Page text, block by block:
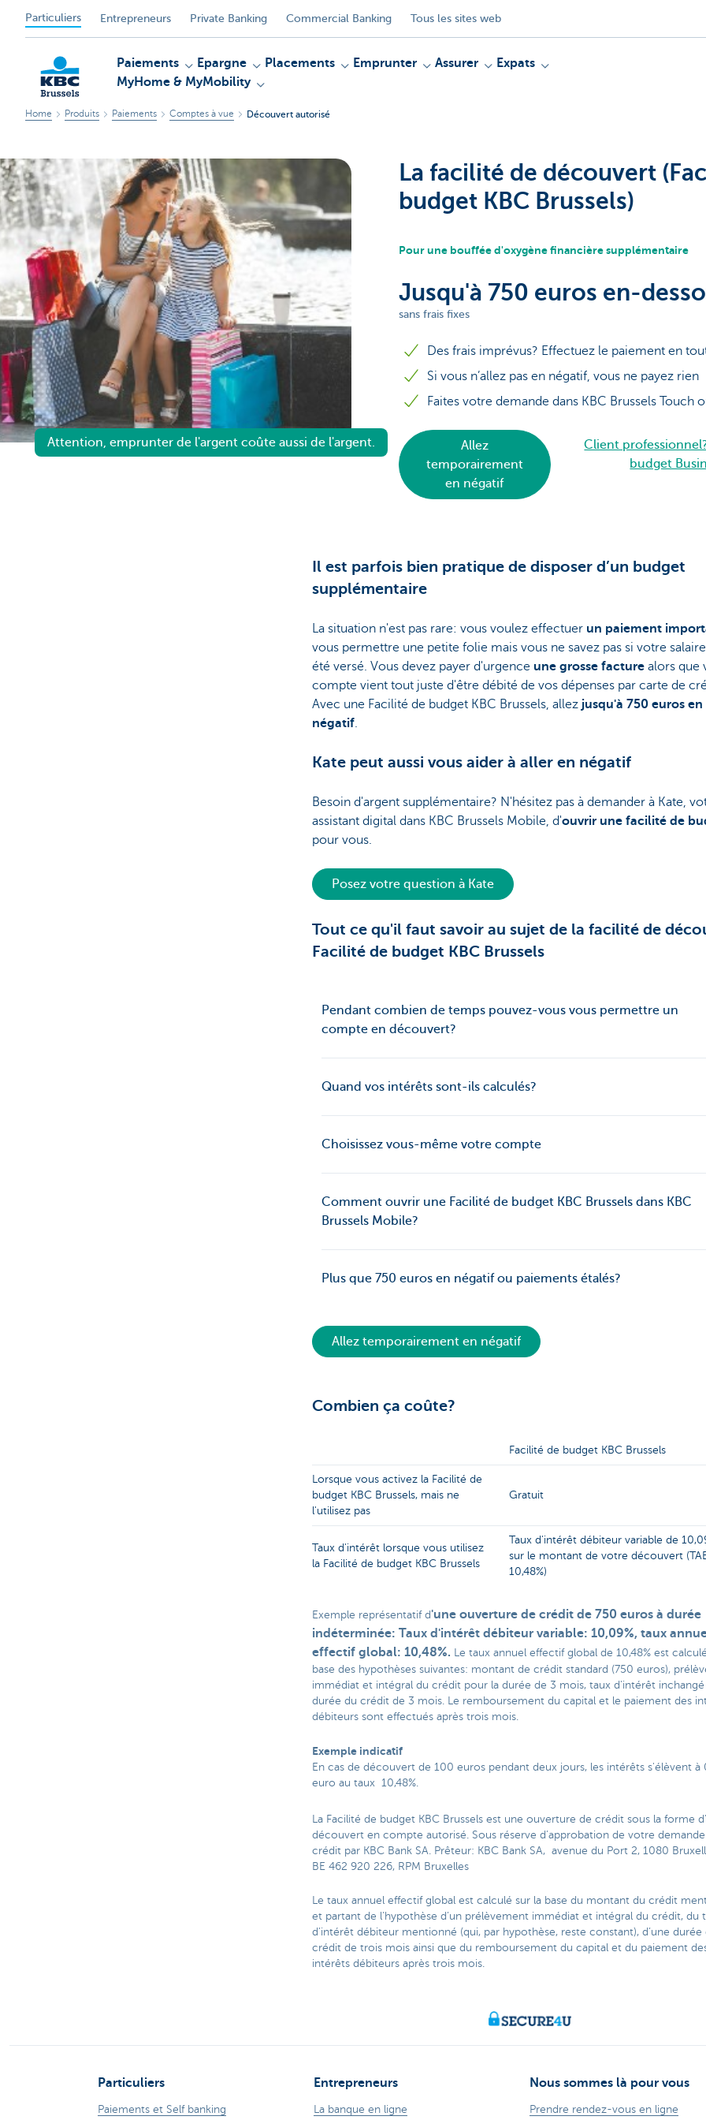
Particuliers Entrepreneurs Private Banking Commercial Banking Tous les sites web
KBC
Brussels
Paiements Epargne Placements Emprunter Assurer
Expats
MyHome & MyMobility
Home Produits Paiements Comptes à vue Découvert autorisé
Attention, emprunter de l'argent coûte aussi de l'argent.
La facilité de découvert
budget KBC Brussels)
Pour une bouffée d'oxygène financière supplémentaire
Jusqu'à 750 euros en-
sans frais fixes
Des frais imprévus? Effectuez le paiement en
Si vous n’allez pas en négatif, vous ne payez rien
Faites votre demande dans KBC Brussels Touch
Allez
temporairement
en négatif
Client
budget
Il est parfois bien pratique de disposer d’un budget
supplémentaire
La situation n'est pas rare: vous voulez effectuer un paiement
vous permettre une petite folie mais vous ne savez pas si votre
été versé. Vous devez payer d'urgence une grosse facturealors que
compte vient tout juste d'être débité de vos dépenses par carte de
Avec une Facilité de budget KBC Brussels, allezjusqu'à 750 euros en
négatif.
Kate peut aussi vous aider à aller en négatif
Besoin d'argent supplémentaire? N'hésitez pas à demander à Kate,
assistant digital dans KBC Brussels Mobile, d'ouvrir une facilité de
pour vous.
Posez votre question à Kate
Tout ce qu'il faut savoir au sujet de la facilité de
Facilité de budget KBC Brussels
Pendant combien de temps pouvez-vous vous permettre un
compte en découvert?
Quand vos intérêts sont-ils calculés?
Choisissez vous-même votre compte
Comment ouvrir une Facilité de budget KBC Brussels dans KBC
Brussels Mobile?
Plus que 750 euros en négatif ou paiements étalés?
Allez temporairement en négatif
Combien ça coûte?
Facilité de budget KBC Brussels
Lorsque vous activez la Facilité de
budget KBC Brussels, mais ne
l'utilisez pas
Gratuit
Taux d'intérêt lorsque vous utilisez
la Facilité de budget KBC Brussels
Taux d'intérêt débiteur variable de
sur le montant de votre découvert
10,48%)
Exemple représentatif d'une ouverture de crédit de 750 euros à durée
indéterminée: Taux d'intérêt débiteur variable: 10,09%, taux
effectif global: 10,48%. Le taux annuel effectif global de 10,48% est
base des hypothèses suivantes: montant de crédit standard (750 euros),
immédiat et intégral du crédit pour la durée de 3 mois, taux d'intérêt
durée du crédit de 3 mois. Le remboursement du capital et le paiement des
débiteurs sont effectués après trois mois.
Exemple indicatif
En cas de découvert de 100 euros pendant deux jours, les intérêts s'élèvent à
euro au taux 10,48%.
La Facilité de budget KBC Brussels est une ouverture de crédit sous la forme
découvert en compte autorisé. Sous réserve d’approbation de votre
crédit par KBC Bank SA. Prêteur: KBC Bank SA, avenue du Port 2, 1080
BE 462 920 226, RPM Bruxelles
Le taux annuel effectif global est calculé sur la base du montant du crédit
et partant de l’hypothèse d’un prélèvement immédiat et intégral du crédit, du
d’intérêt débiteur mentionné (qui, par hypothèse, reste constant), d’une durée
crédit de trois mois ainsi que du remboursement du capital et du paiement
intérêts débiteurs après trois mois.
Particuliers
Paiements et Self banking
Entrepreneurs
La banque en ligne
Nous sommes là pour vous
Prendre rendez-vous en ligne